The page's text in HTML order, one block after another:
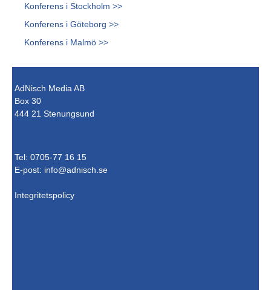
Konferens i Stockholm >>
Konferens i Göteborg >>
Konferens i Malmö >>
AdNisch Media AB
Box 30
444 21 Stenungsund
Tel: 0705-77 16 15
E-post: info@adnisch.se
Integritetspolicy